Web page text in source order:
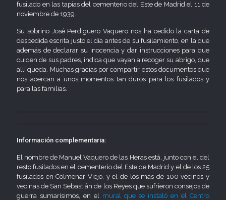
fusilado en las tapias del cementerio del Este de Madrid el 11 de
noviembre de 1939.
Su sobrino José Perdiguero Vaquero nos ha cedido la carta de
despedida escrita justo el día antes de su fusilamiento, en la que
además de declarar su inocencia y dar instrucciones para que
cuiden de sus padres, indica que vayan a recoger su abrigo, que
allí queda. Muchas gracias por compartir estos documentos que
nos acercan a unos momentos tan duros para los fusilados y
para las familias.
Información complementaria:
El nombre de Manuel Vaquero de las Heras está, junto con el del
resto fusilados en el cementerio del Este de Madrid y el de los 25
fusilados en Colmenar Viejo, y el de los más de 100 vecinos y
vecinas de San Sebastián de los Reyes que sufrieron consejos de
guerra sumarísimos, en el mural que se instaló en el Centro